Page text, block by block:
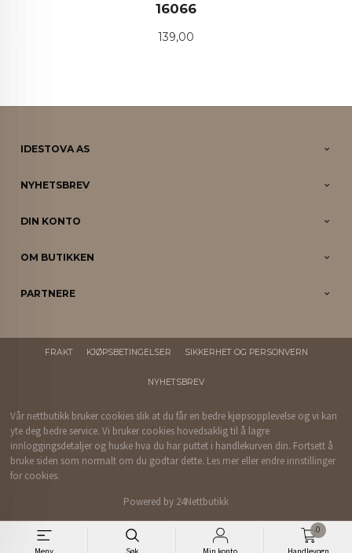
0
16066
Pris
139,00
IDESTOVA AS
NYHETSBREV
DIN KONTO
OM BUTIKKEN
PARTNERE
FRAKT KJØPSBETINGELSER SIKKERHET OG PERSONVERN
NYHETSBREV
Vår nettbutikk bruker cookies slik at du får en bedre kjøpsopplevelse og vi kan
yte deg bedre service. Vi bruker cookies hovedsaklig til å lagre
innloggingsdetaljer og huske hva du har puttet i handlekurven din. Fortsett å
bruke siden som normalt om du godtar dette. Les mer eller endre innstillinger
for cookies.
Powered by 24Nettbutikk